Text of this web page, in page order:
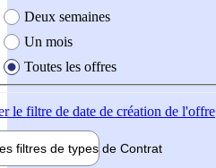
Deux semaines
Un mois
Toutes les offres
le filtre de date de création de l'offre
filtres de types de Contrat